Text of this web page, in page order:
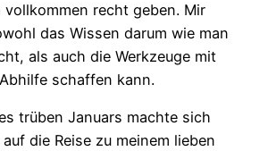
vollkommen recht geben. Mir
das Wissen darum wie man
als auch die Werkzeuge mit
schaffen kann.
trüben Januars machte sich
die Reise zu meinem lieben